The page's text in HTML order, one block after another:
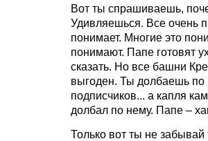
Вот ты спрашиваешь,
Удивляешься. Все очень
понимает. Многие это
понимают. Папе готовят
сказать. Но все башни
выгоден. Ты долбаешь
подписчиков... а капля
долбал по нему. Папе –
Только вот ты не